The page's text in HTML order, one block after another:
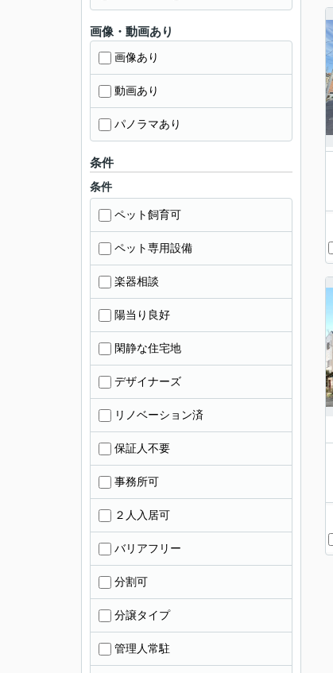
画像・動画あり
画像あり
動画あり
パノラマあり
条件
条件
ペット飼育可
ペット専用設備
楽器相談
陽当り良好
閑静な住宅地
デザイナーズ
リノベーション済
保証人不要
事務所可
２人入居可
バリアフリー
分割可
分譲タイプ
管理人常駐